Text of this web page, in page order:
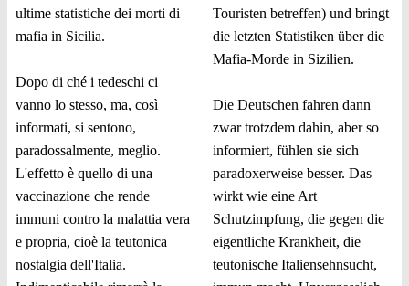
ultime statistiche dei morti di
mafia in Sicilia.
Dopo di ché i tedeschi ci
vanno lo stesso, ma, così
informati, si sentono,
paradossalmente, meglio.
L'effetto è quello di una
vaccinazione che rende
immuni contro la malattia vera
e propria, cioè la teutonica
nostalgia dell'Italia.
Touristen betreffen) und bringt
die letzten Statistiken über die
Mafia-Morde in Sizilien.
Die Deutschen fahren dann
zwar trotzdem dahin, aber so
informiert, fühlen sie sich
paradoxerweise besser. Das
wirkt wie eine Art
Schutzimpfung, die gegen die
eigentliche Krankheit, die
teutonische Italiensehnsucht,